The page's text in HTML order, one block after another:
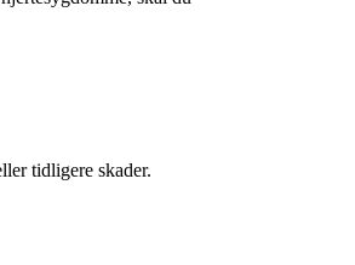
tidligere skader.